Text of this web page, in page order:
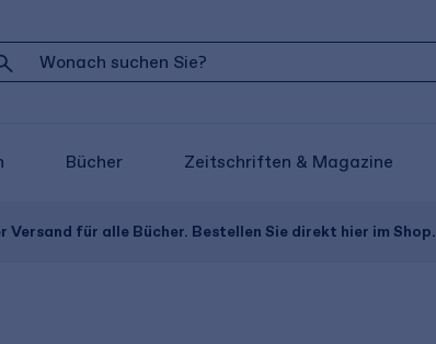
Bücher Zeitschriften & Magazine
Versand für alle Bücher. Bestellen Sie direkt hier im Shop.